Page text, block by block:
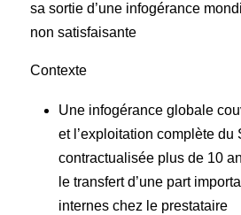
sa sortie d’une infogérance
non satisfaisante
Contexte
Une infogérance globale
et l’exploitation complète du
contractualisée plus de 10
le transfert d’une part
internes chez le prestataire